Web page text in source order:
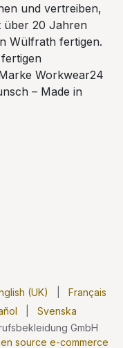
und vertreiben,
über 20 Jahren
Wülfrath fertigen.
Workwear24
– Made in
GmbH
(UK)
Français
Svenska
source e-commerce